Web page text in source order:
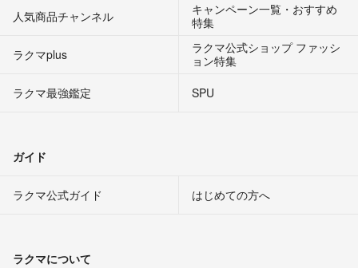
人気商品チャンネル
キャンペーン一覧・おすすめ
特集
ラクマplus
ラクマ公式ショップ ファッシ
ョン特集
ラクマ最強鑑定
SPU
ガイド
ラクマ公式ガイド はじめての方へ
ラクマについて